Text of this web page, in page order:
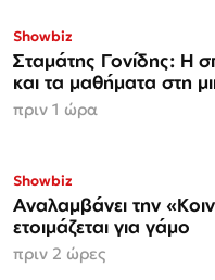
Showbiz
Σταμάτης Γονίδης: Η
και τα μαθήματα στη
πριν 1 ώρα
Showbiz
Αναλαμβάνει την
ετοιμάζεται για γάμο
πριν 2 ώρες